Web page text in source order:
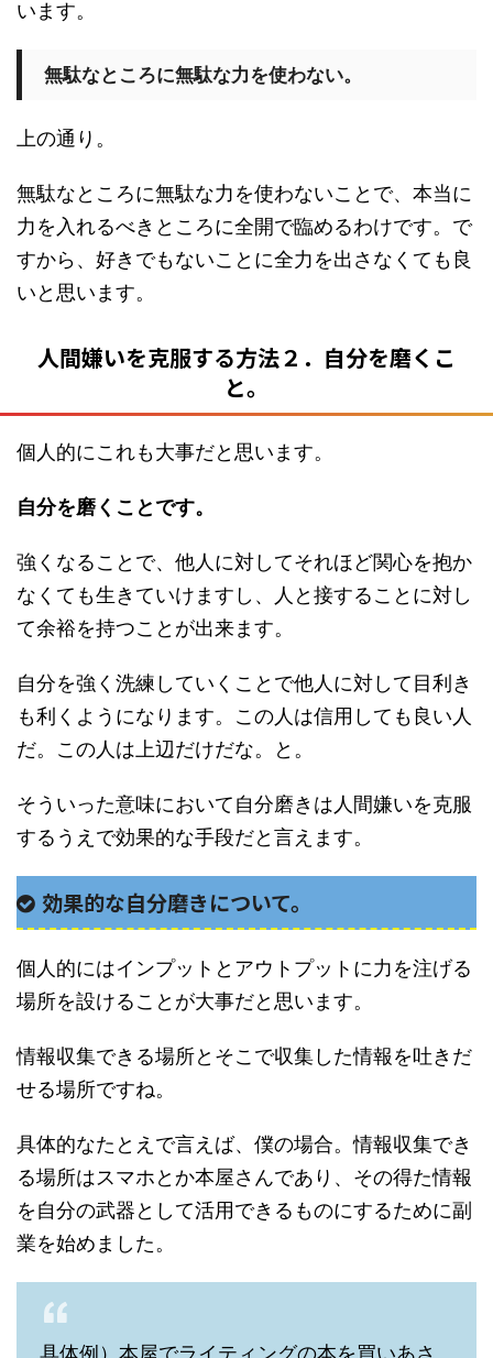
います。
無駄なところに無駄な力を使わない。
上の通り。
無駄なところに無駄な力を使わないことで、本当に
力を入れるべきところに全開で臨めるわけです。で
すから、好きでもないことに全力を出さなくても良
いと思います。
人間嫌いを克服する方法２．自分を磨くこ
と。
個人的にこれも大事だと思います。
自分を磨くことです。
強くなることで、他人に対してそれほど関心を抱か
なくても生きていけますし、人と接することに対し
て余裕を持つことが出来ます。
自分を強く洗練していくことで他人に対して目利き
も利くようになります。この人は信用しても良い人
だ。この人は上辺だけだな。と。
そういった意味において自分磨きは人間嫌いを克服
するうえで効果的な手段だと言えます。
効果的な自分磨きについて。
個人的にはインプットとアウトプットに力を注げる
場所を設けることが大事だと思います。
情報収集できる場所とそこで収集した情報を吐きだ
せる場所ですね。
具体的なたとえで言えば、僕の場合。情報収集でき
る場所はスマホとか本屋さんであり、その得た情報
を自分の武器として活用できるものにするために副
業を始めました。
具体例）本屋でライティングの本を買いあさ